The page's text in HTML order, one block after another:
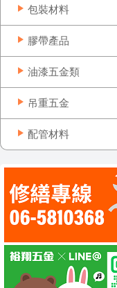
包裝材料
膠帶產品
油漆五金類
吊重五金
配管材料